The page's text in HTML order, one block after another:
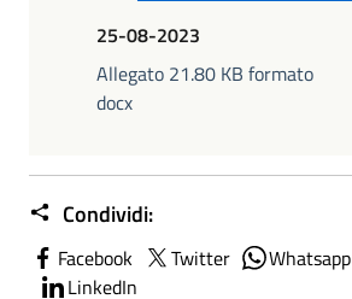
25-08-2023
Allegato 21.80 KB formato
docx
Condividi:
Facebook Twitter Whatsapp
LinkedIn